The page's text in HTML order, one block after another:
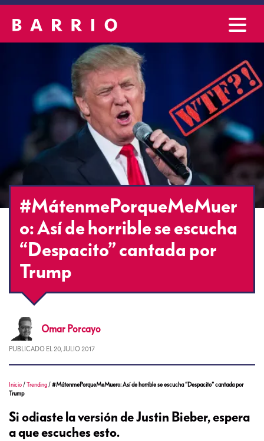
#MátenmePorqueMeMuer
o: Así de horrible se escucha
“Despacito” cantada por
Trump
Omar Porcayo
PUBLICADO EL 20, JULIO 2017
Inicio /Trending /#MátenmePorqueMeMuero: Así de horrible se escucha “Despacito” cantada por
Trump
Si odiaste la versión de Justin Bieber, espera
a que escuches esto.